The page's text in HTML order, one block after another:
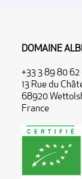
DOMAINE
+33 3 89 80 62
13 Rue du
68920
France